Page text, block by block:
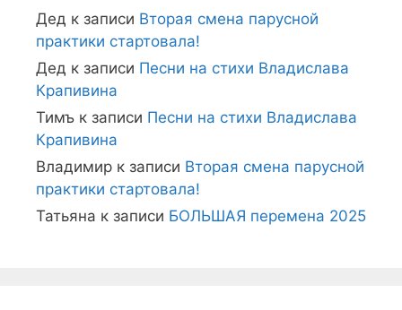
Дед к записи Вторая смена парусной
практики стартовала!
Дед к записи Песни на стихи Владислава
Крапивина
Тимъ к записи Песни на стихи Владислава
Крапивина
Владимир к записи Вторая смена парусной
практики стартовала!
Татьяна к записи БОЛЬШАЯ перемена 2025